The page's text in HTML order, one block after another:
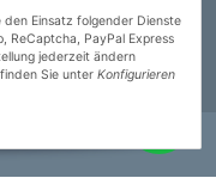
den Einsatz folgender Dienste
ReCaptcha, PayPal Express
jederzeit ändern
Sie unter Konfigurieren
zzgl.